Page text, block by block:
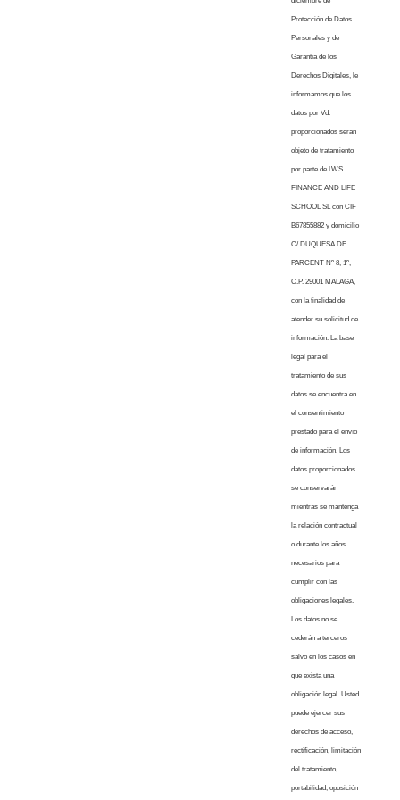
Protección de Datos
Personales y de
Garantía de los
Derechos Digitales, le
informamos que los
datos por Vd.
proporcionados serán
objeto de tratamiento
por parte de LWS
FINANCE AND LIFE
SCHOOL SL con CIF
B67855882 y domicilio
C/ DUQUESA DE
PARCENT Nº 8, 1º,
C.P. 29001 MALAGA,
con la finalidad de
atender su solicitud de
información. La base
legal para el
tratamiento de sus
datos se encuentra en
el consentimiento
prestado para el envío
de información. Los
datos proporcionados
se conservarán
mientras se mantenga
la relación contractual
o durante los años
necesarios para
cumplir con las
obligaciones legales.
Los datos no se
cederán a terceros
salvo en los casos en
que exista una
obligación legal. Usted
puede ejercer sus
derechos de acceso,
rectificación, limitación
del tratamiento,
portabilidad, oposición